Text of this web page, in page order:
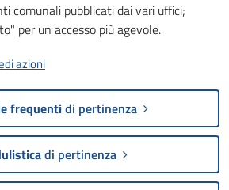
comunali pubblicati dai vari uffici;
per un accesso più agevole.
azioni
frequentidi pertinenza
di pertinenza